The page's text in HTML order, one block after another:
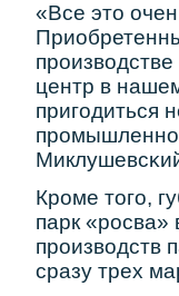
«Все это
центр в
пригодиться
Кроме того,
парк
производств
сразу трех